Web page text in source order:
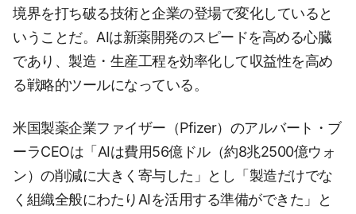
境界を打ち破る技術と企業の登場で変化していると
いうことだ。AIは新薬開発のスピードを高める心臓
であり、製造・生産工程を効率化して収益性を高め
る戦略的ツールになっている。
米国製薬企業ファイザー（Pfizer）のアルバート・ブ
ーラCEOは「AIは費用56億ドル（約8兆2500億ウォ
ン）の削減に大きく寄与した」とし「製造だけでな
く組織全般にわたりAIを活用する準備ができた」と